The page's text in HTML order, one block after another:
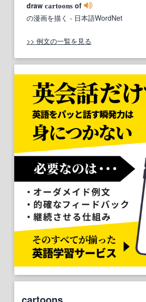
draw cartoons of
の漫画を描く - 日本語WordNet
>> 例文の一覧を見る